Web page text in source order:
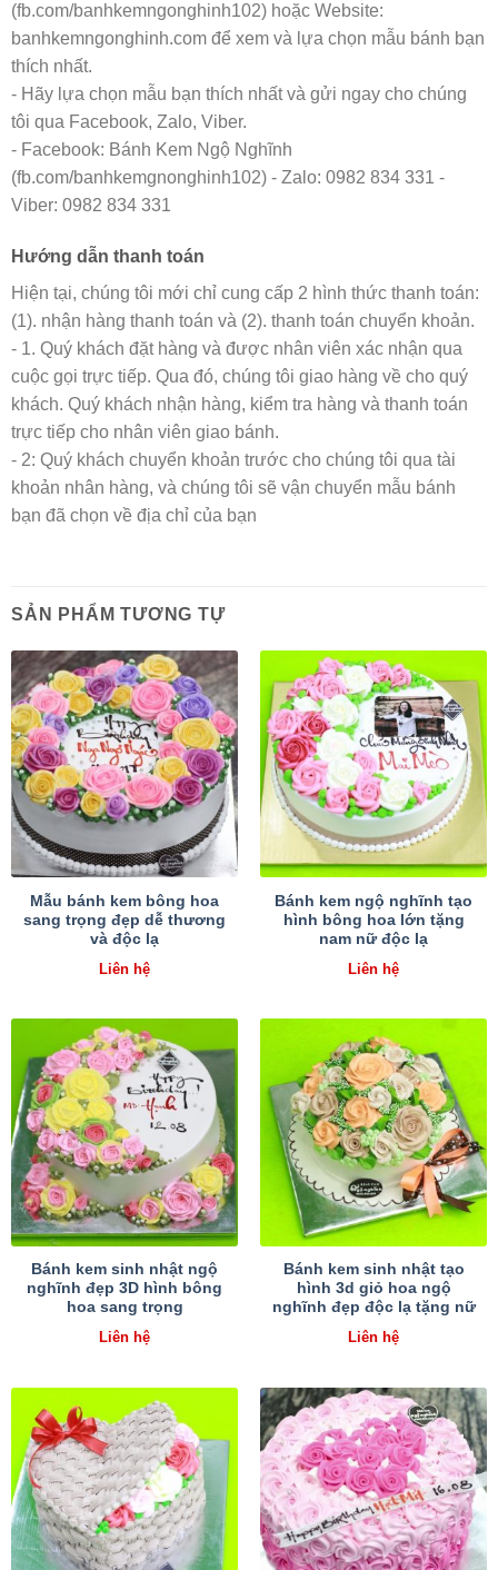
(fb.com/banhkemngonghinh102) hoặc Website:
banhkemngonghinh.com để xem và lựa chọn mẫu bánh bạn
thích nhất.
- Hãy lựa chọn mẫu bạn thích nhất và gửi ngay cho chúng
tôi qua Facebook, Zalo, Viber.
- Facebook: Bánh Kem Ngộ Nghĩnh
(fb.com/banhkemgnonghinh102) - Zalo: 0982 834 331 -
Viber: 0982 834 331
Hướng dẫn thanh toán
Hiện tại, chúng tôi mới chỉ cung cấp 2 hình thức thanh toán:
(1). nhận hàng thanh toán và (2). thanh toán chuyển khoản.
- 1. Quý khách đặt hàng và được nhân viên xác nhận qua
cuộc gọi trực tiếp. Qua đó, chúng tôi giao hàng về cho quý
khách. Quý khách nhận hàng, kiểm tra hàng và thanh toán
trực tiếp cho nhân viên giao bánh.
- 2: Quý khách chuyển khoản trước cho chúng tôi qua tài
khoản nhân hàng, và chúng tôi sẽ vận chuyển mẫu bánh
bạn đã chọn về địa chỉ của bạn
SẢN PHẨM TƯƠNG TỰ
Mẫu bánh kem bông hoa
sang trọng đẹp dễ thương
và độc lạ
Liên hệ
Bánh kem ngộ nghĩnh tạo
hình bông hoa lớn tặng
nam nữ độc lạ
Liên hệ
Bánh kem sinh nhật ngộ
nghĩnh đẹp 3D hình bông
hoa sang trọng
Liên hệ
Bánh kem sinh nhật tạo
hình 3d giỏ hoa ngộ
nghĩnh đẹp độc lạ tặng nữ
Liên hệ